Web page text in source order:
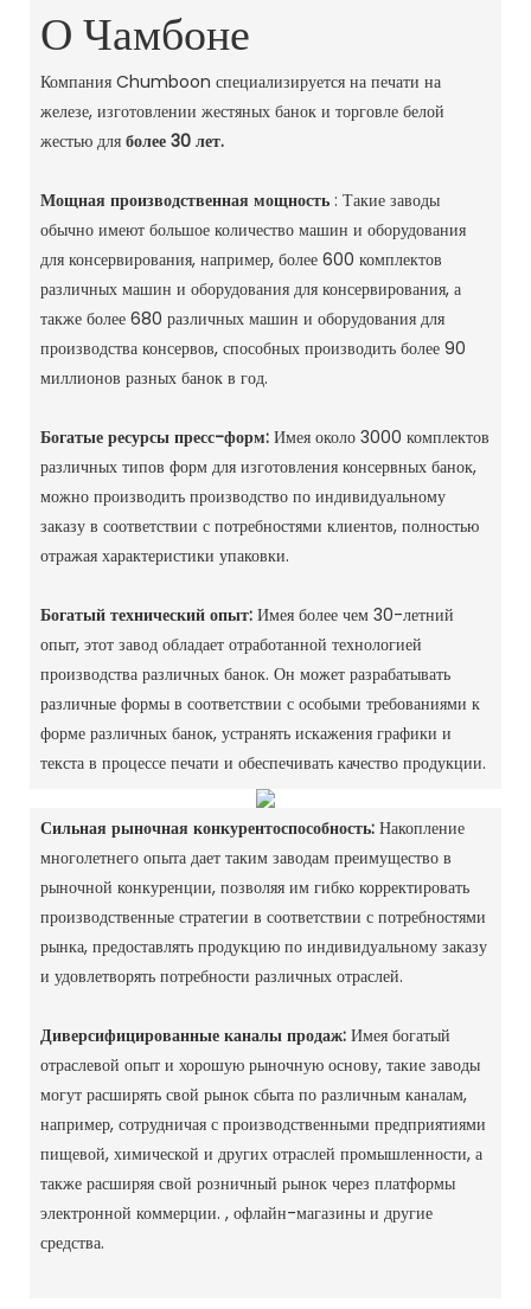
О Чамбоне
Компания Chumboon специализируется на печати на
железе, изготовлении жестяных банок и торговле белой
жестью для более 30 лет.
Мощная производственная мощность : Такие заводы
обычно имеют большое количество машин и оборудования
для консервирования, например, более 600 комплектов
различных машин и оборудования для консервирования, а
также более 680 различных машин и оборудования для
производства консервов, способных производить более 90
миллионов разных банок в год. ‌
Богатые ресурсы пресс-форм: Имея около 3000 комплектов
различных типов форм для изготовления консервных банок,
можно производить производство по индивидуальному
заказу в соответствии с потребностями клиентов, полностью
отражая характеристики упаковки. ‌
Богатый технический опыт: Имея более чем 30-летний
опыт, этот завод обладает отработанной технологией
производства различных банок. Он может разрабатывать
различные формы в соответствии с особыми требованиями к
форме различных банок, устранять искажения графики и
текста в процессе печати и обеспечивать качество продукции. ‌
Сильная рыночная конкурентоспособность: Накопление
многолетнего опыта дает таким заводам преимущество в
рыночной конкуренции, позволяя им гибко корректировать
производственные стратегии в соответствии с потребностями
рынка, предоставлять продукцию по индивидуальному заказу
и удовлетворять потребности различных отраслей. ‌
Диверсифицированные каналы продаж: Имея богатый
отраслевой опыт и хорошую рыночную основу, такие заводы
могут расширять свой рынок сбыта по различным каналам,
например, сотрудничая с производственными предприятиями
пищевой, химической и других отраслей промышленности, а
также расширяя свой розничный рынок через платформы
электронной коммерции. , офлайн-магазины и другие
средства. ‌